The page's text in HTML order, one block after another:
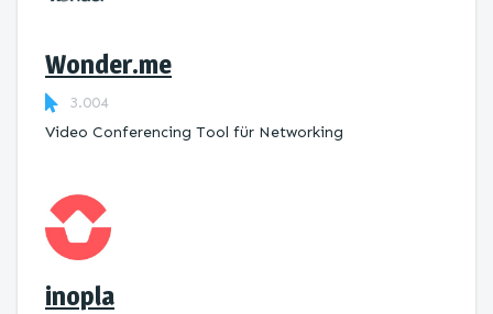
Wonder.me
3.004
Video Conferencing Tool für Networking
inopla